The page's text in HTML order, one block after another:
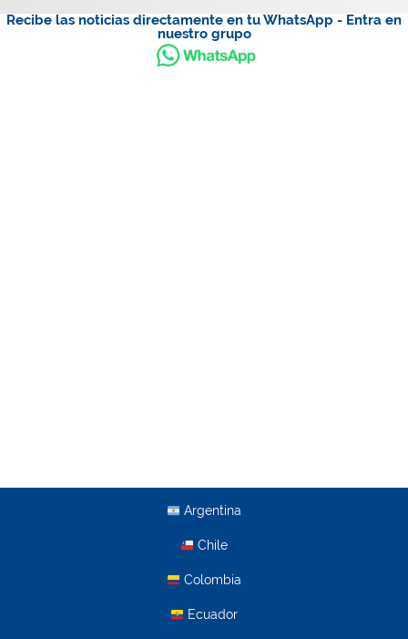
Recibe las noticias directamente en tu WhatsApp - Entra en
nuestro grupo
Argentina
Chile
Colombia
Ecuador